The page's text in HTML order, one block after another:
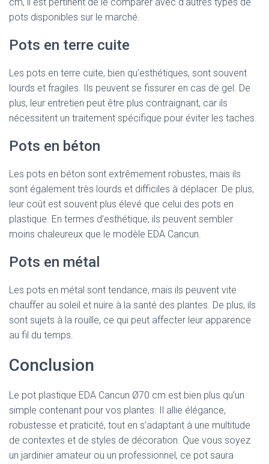
pots disponibles sur le marché.
Pots en terre cuite
Les pots en terre cuite, bien qu’esthétiques, sont souvent
lourds et fragiles. Ils peuvent se fissurer en cas de gel. De
plus, leur entretien peut être plus contraignant, car ils
nécessitent un traitement spécifique pour éviter les taches.
Pots en béton
Les pots en béton sont extrêmement robustes, mais ils
sont également très lourds et difficiles à déplacer. De plus,
leur coût est souvent plus élevé que celui des pots en
plastique. En termes d’esthétique, ils peuvent sembler
moins chaleureux que le modèle EDA Cancun.
Pots en métal
Les pots en métal sont tendance, mais ils peuvent vite
chauffer au soleil et nuire à la santé des plantes. De plus, ils
sont sujets à la rouille, ce qui peut affecter leur apparence
au fil du temps.
Conclusion
Le pot plastique EDA Cancun Ø70 cm est bien plus qu’un
simple contenant pour vos plantes. Il allie élégance,
robustesse et praticité, tout en s’adaptant à une multitude
de contextes et de styles de décoration. Que vous soyez
un jardinier amateur ou un professionnel, ce pot saura